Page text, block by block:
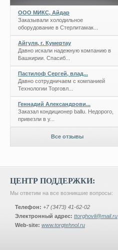
ООО МИКС, Айдар
Заказывали холодильное
оборудование в Стерлитамак...
Айгуля, г. Кумертау
Давно искали надежную компанию в
Башкирии. Спасиб...
Пастилоф Сергей, влад...
Давно сотрудничаем с компанией
Технологии Торговл...
Геннадий Александрови...
Заказал кондиционер ballu. Недорого,
привезли в у...
Все отзывы
ЦЕНТР ПОДДЕРЖКИ:
Мы ответим на все возникшие вопросы:
Телефон: +7 (3473) 41-62-02
Электронный адрес: ttorghovli@mail.ru
Web-site: www.torgtehnol.ru